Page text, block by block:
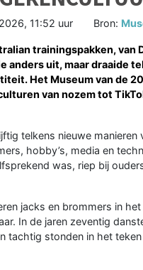
11:52 uur Bron:
trainingspakken, van
anders uit, maar draaide
Het Museum van de
van nozem tot
telkens nieuwe
hobby’s, media en
was, riep bij
jacks en brommers in
In de jaren zeventig
tachtig stonden in het